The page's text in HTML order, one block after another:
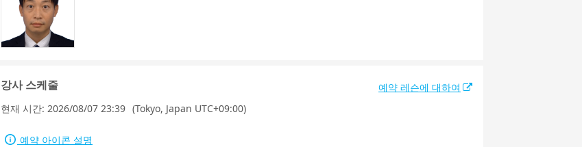
강사 스케줄
예약 레슨에 대하여
현재 시간: 2026/08/07 23:39 (Tokyo, Japan UTC+09:00)
예약 아이콘 설명